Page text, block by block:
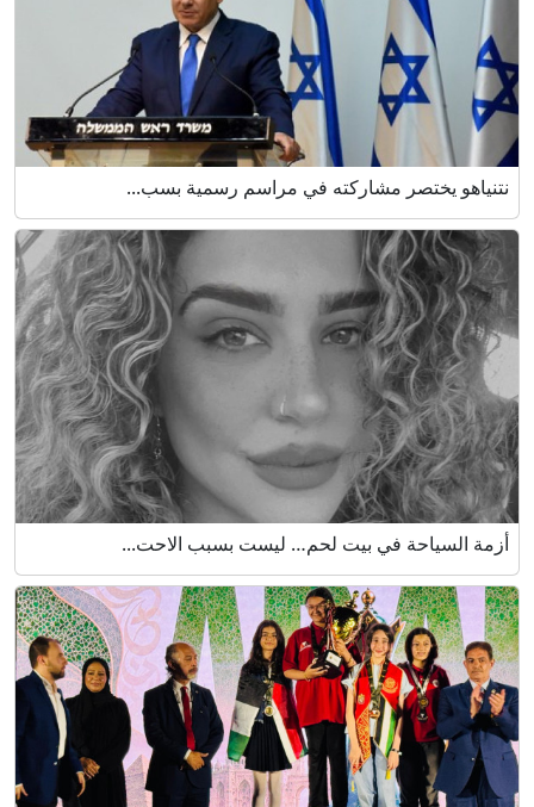
نتنياهو يختصر مشاركته في مراسم رسمية بسب...
أزمة السياحة في بيت لحم… ليست بسبب الاحت...